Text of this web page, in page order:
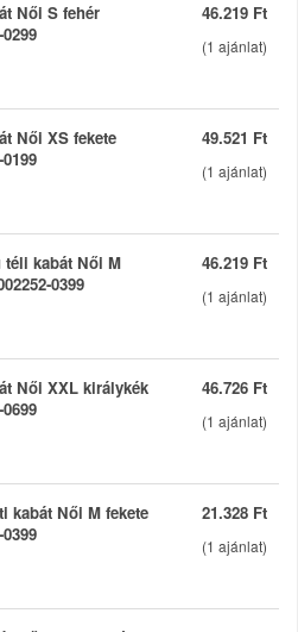
46.219 Ft
(1 ajánlat)
Női S fehér
49.521 Ft
(1 ajánlat)
Női XS fekete
46.219 Ft
(1 ajánlat)
téli kabát Női M
0399
46.726 Ft
(1 ajánlat)
Női XXL királykék
21.328 Ft
(1 ajánlat)
kabát Női M fekete